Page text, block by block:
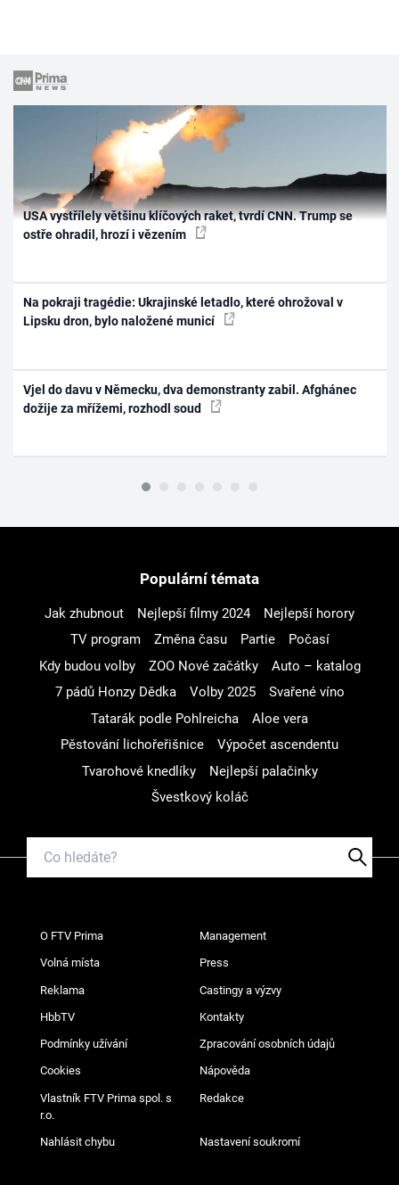
USA vystřílely většinu klíčových raket, tvrdí CNN. Trump se
ostře ohradil, hrozí i vězením
Na pokraji tragédie: Ukrajinské letadlo, které ohrožoval v
Lipsku dron, bylo naložené municí
Vjel do davu v Německu, dva demonstranty zabil. Afghánec
dožije za mřížemi, rozhodl soud
Populární témata
Jak zhubnout Nejlepší filmy 2024
Nejlepší horory
TV program
Změna času Partie
Počasí
Kdy budou volby
ZOO Nové začátky
Auto – katalog
7 pádů Honzy Dědka
Volby 2025
Svařené víno
Tatarák podle Pohlreicha
Aloe vera
Pěstování lichořeřišnice
Výpočet ascendentu
Tvarohové knedlíky
Nejlepší palačinky
Švestkový koláč
O FTV Prima Management
Volná místa Press
Reklama Castingy a výzvy
HbbTV Kontakty
Podmínky užívání Zpracování osobních údajů
Cookies Nápověda
Vlastník FTV Prima spol. s
r.o.
Redakce
Nahlásit chybu Nastavení soukromí